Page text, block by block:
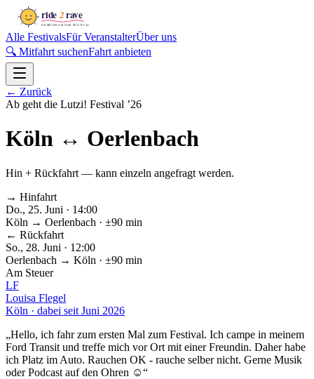
Alle FestivalsFür VeranstalterÜber uns
🔍 Mitfahrt suchenFahrt anbieten
← Zurück
Ab geht die Lutzi! Festival ’26
Köln ↔ Oerlenbach
Hin + Rückfahrt — kann einzeln angefragt werden.
→ Hinfahrt
Do., 25. Juni · 14:00
Köln → Oerlenbach · ±90 min
← Rückfahrt
So., 28. Juni · 12:00
Oerlenbach → Köln · ±90 min
Am Steuer
LF
Louisa Flegel
Köln · dabei seit Juni 2026
„Hello, ich fahr zum ersten Mal zum Festival. Ich campe in meinem
Ford Transit und treffe mich vor Ort mit einer Freundin. Daher habe
ich Platz im Auto. Rauchen OK - rauche selber nicht. Gerne Musik
oder Podcast auf den Ohren ☺️“